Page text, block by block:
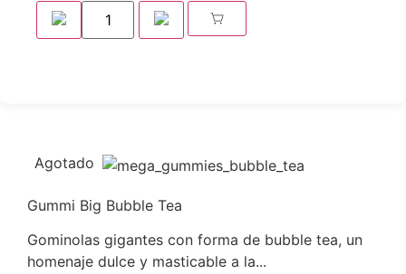
Agotado
Gummi Big Bubble Tea
Gominolas gigantes con forma de bubble tea, un
homenaje dulce y masticable a la...